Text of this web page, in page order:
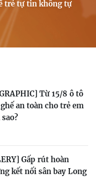
trẻ tự tin không tự
Từ 15/8 ô tô
an toàn cho trẻ em
Gấp rút hoàn
kết nối sân bay Long